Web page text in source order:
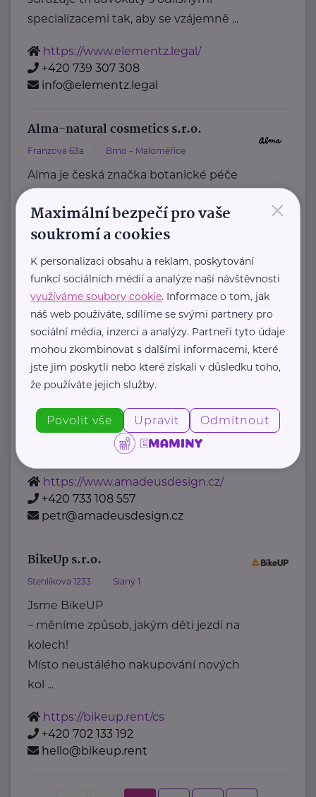
specializacemi tak, aby se vzájemně ...
https://www.elementz.legal/
+420 739 307 308
info@elementz.legal
Alma-natural cosmetics s.r.o.
Franzova 63a Brno – Maloměřice
Alma je česká značka botanické péče
o pleť, která nabízí prémiovou
přírodní kosmetiku založenou na ...
+420 777 044 199
info@alma.cz
AMADEUS Design s.r.o.
Bítovská 7 Praha 4
AMADEUS Design s.r.o. je
specializované vizuální studio, které
se věnuje komplexnímu grafickému
designu, fotorealistickým 3D
https://www.amadeusdesign.cz/
+420 733 108 557
petr@amadeusdesign.cz
BikeUp s.r.o.
Stehlíkova 1233 Slaný 1
Jsme BikeUP
– měníme způsob, jakým děti jezdí na
kolech!
Místo neustálého nakupování nových
kol ...
https://bikeup.rent/cs
+420 702 133 192
hello@bikeup.rent
×
Maximální bezpečí pro vaše
soukromí a cookies
K personalizaci obsahu a reklam, poskytování
funkcí sociálních médií a analýze naší návštěvnosti
využíváme soubory cookie. Informace o tom, jak
náš web používáte, sdílíme se svými partnery pro
sociální média, inzerci a analýzy. Partneři tyto údaje
mohou zkombinovat s dalšími informacemi, které
jste jim poskytli nebo které získali v důsledku toho,
že používáte jejich služby.
Povolit vše Upravit Odmítnout